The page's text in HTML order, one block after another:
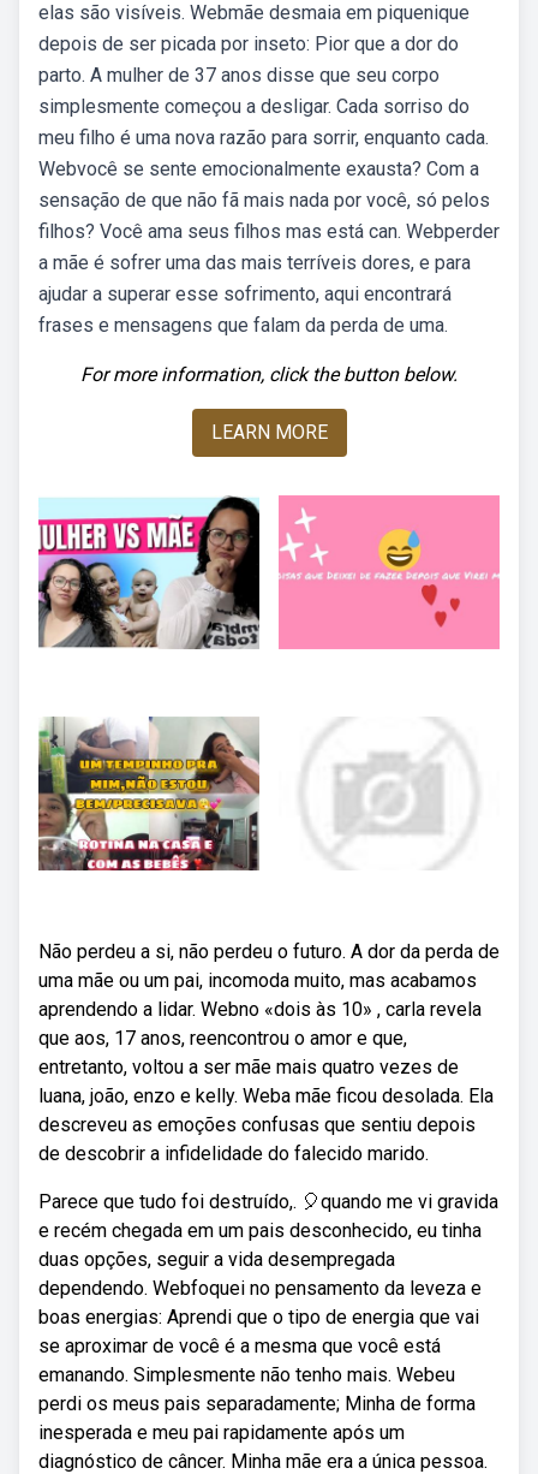
elas são visíveis. Webmãe desmaia em piquenique
depois de ser picada por inseto: Pior que a dor do
parto. A mulher de 37 anos disse que seu corpo
simplesmente começou a desligar. Cada sorriso do
meu filho é uma nova razão para sorrir, enquanto cada.
Webvocê se sente emocionalmente exausta? Com a
sensação de que não fã mais nada por você, só pelos
filhos? Você ama seus filhos mas está can. Webperder
a mãe é sofrer uma das mais terríveis dores, e para
ajudar a superar esse sofrimento, aqui encontrará
frases e mensagens que falam da perda de uma.
For more information, click the button below.
LEARN MORE
Não perdeu a si, não perdeu o futuro. A dor da perda de
uma mãe ou um pai, incomoda muito, mas acabamos
aprendendo a lidar. Webno «dois às 10» , carla revela
que aos, 17 anos, reencontrou o amor e que,
entretanto, voltou a ser mãe mais quatro vezes de
luana, joão, enzo e kelly. Weba mãe ficou desolada. Ela
descreveu as emoções confusas que sentiu depois
de descobrir a infidelidade do falecido marido.
Parece que tudo foi destruído,. 🎈quando me vi gravida
e recém chegada em um pais desconhecido, eu tinha
duas opções, seguir a vida desempregada
dependendo. Webfoquei no pensamento da leveza e
boas energias: Aprendi que o tipo de energia que vai
se aproximar de você é a mesma que você está
emanando. Simplesmente não tenho mais. Webeu
perdi os meus pais separadamente; Minha de forma
inesperada e meu pai rapidamente após um
diagnóstico de câncer. Minha mãe era a única pessoa.